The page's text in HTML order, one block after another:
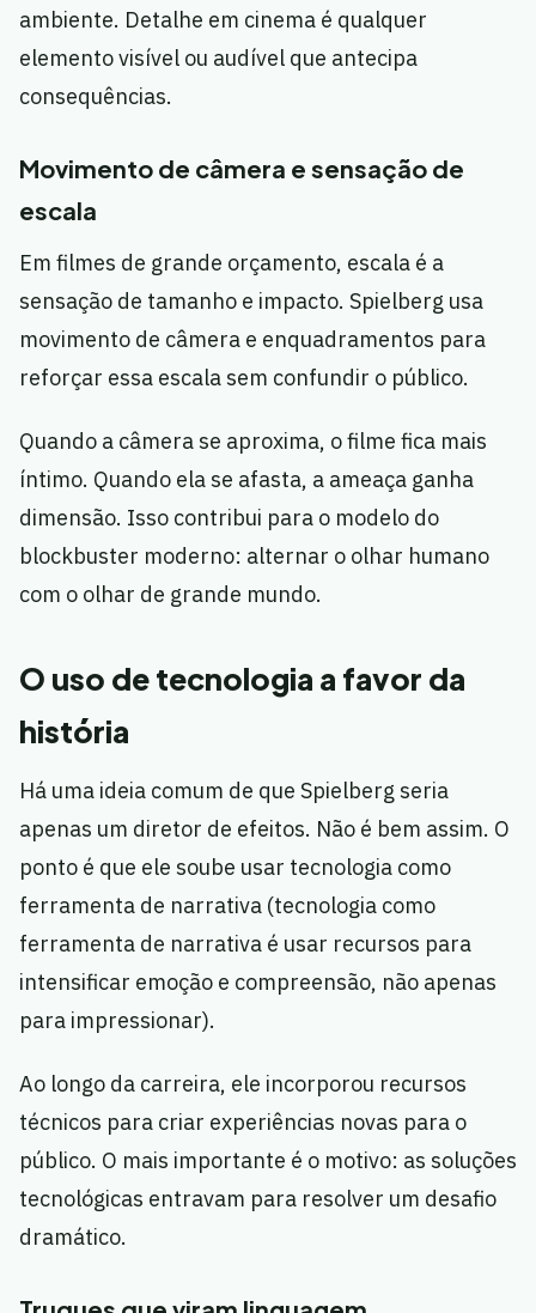
ambiente. Detalhe em cinema é qualquer
elemento visível ou audível que antecipa
consequências.
Movimento de câmera e sensação de
escala
Em filmes de grande orçamento, escala é a
sensação de tamanho e impacto. Spielberg usa
movimento de câmera e enquadramentos para
reforçar essa escala sem confundir o público.
Quando a câmera se aproxima, o filme fica mais
íntimo. Quando ela se afasta, a ameaça ganha
dimensão. Isso contribui para o modelo do
blockbuster moderno: alternar o olhar humano
com o olhar de grande mundo.
O uso de tecnologia a favor da
história
Há uma ideia comum de que Spielberg seria
apenas um diretor de efeitos. Não é bem assim. O
ponto é que ele soube usar tecnologia como
ferramenta de narrativa (tecnologia como
ferramenta de narrativa é usar recursos para
intensificar emoção e compreensão, não apenas
para impressionar).
Ao longo da carreira, ele incorporou recursos
técnicos para criar experiências novas para o
público. O mais importante é o motivo: as soluções
tecnológicas entravam para resolver um desafio
dramático.